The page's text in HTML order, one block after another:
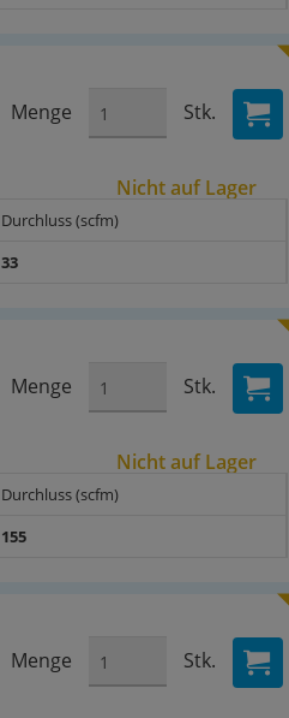
Menge Stk.
Nicht auf Lager
Durchluss (scfm)
33
Menge Stk.
Nicht auf Lager
Durchluss (scfm)
155
Menge Stk.